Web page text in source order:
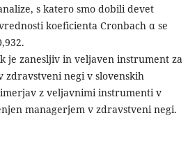
s katero smo dobili devet
koeficienta Cronbach α se
je zanesljiv in veljaven instrument za
negi v slovenskih
z veljavnimi instrumenti v
managerjem v zdravstveni negi.